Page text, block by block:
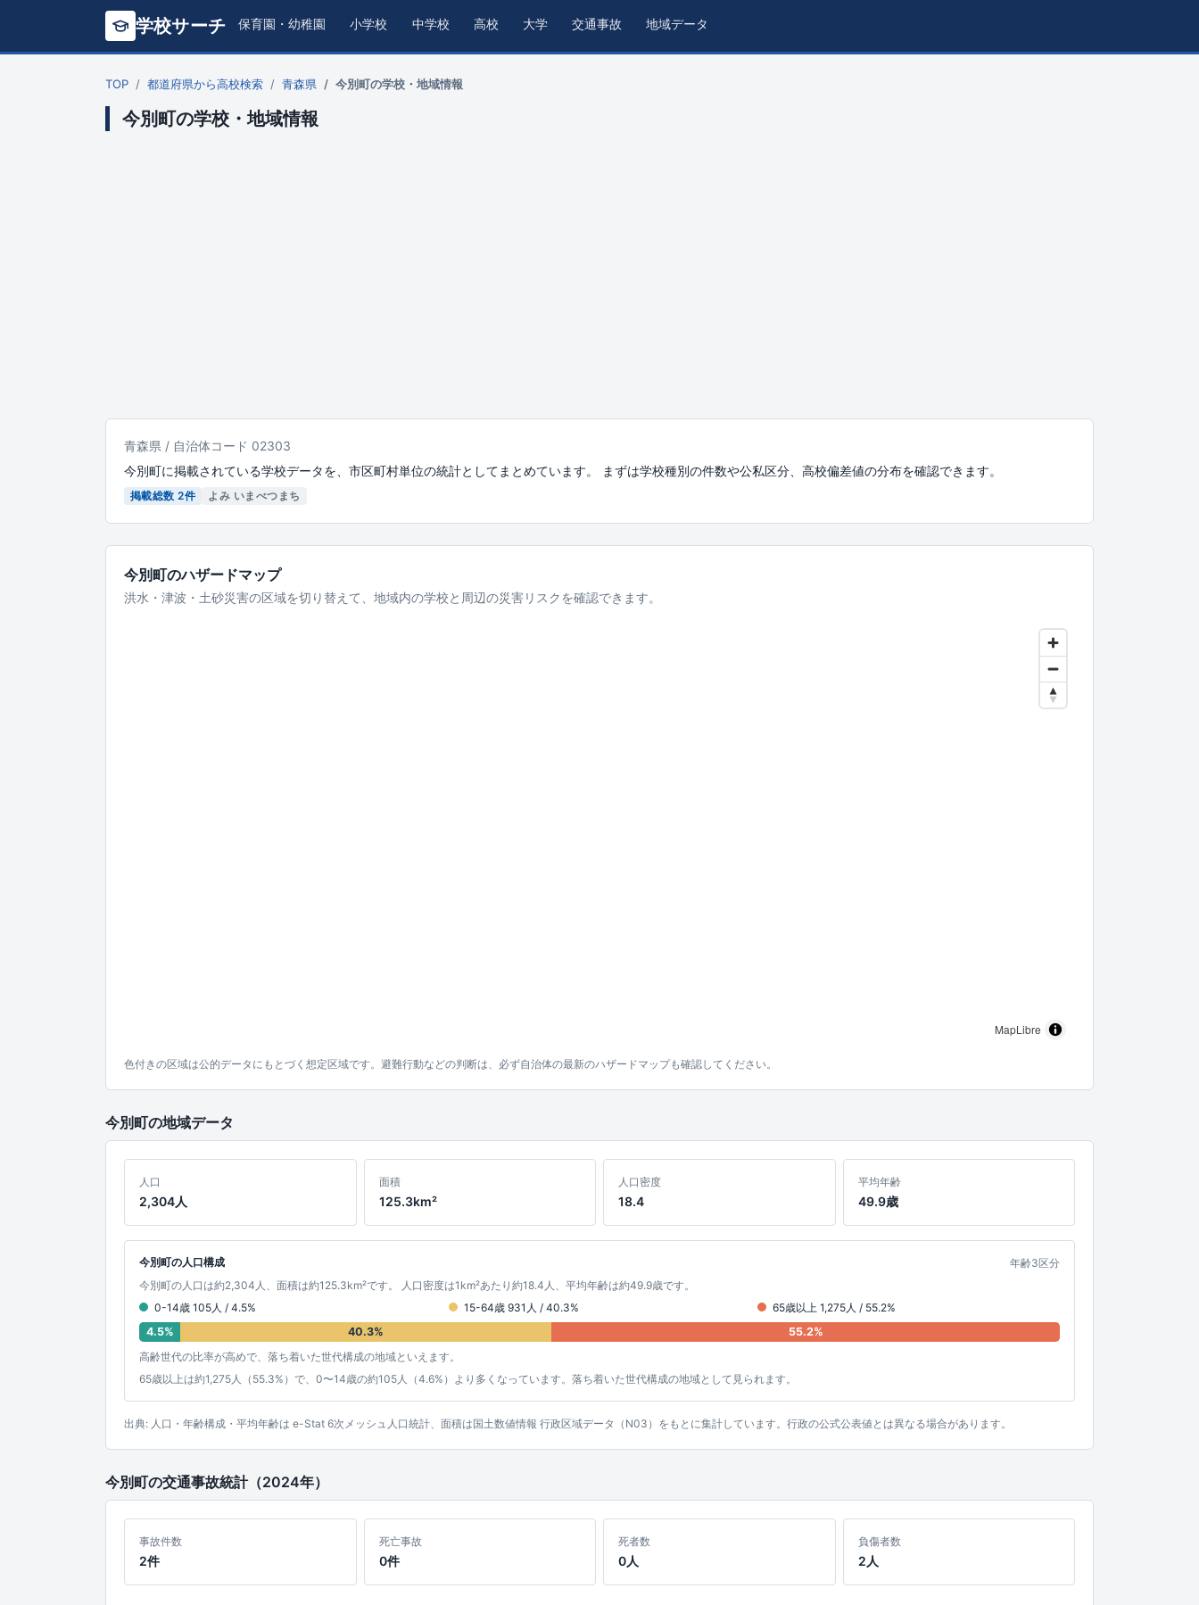
学校サーチ 保育園・幼稚園 小学校 中学校 高校 大学 交通事故 地域データ
TOP 都道府県から高校検索 青森県 今別町の学校・地域情報
今別町の学校・地域情報
青森県 / 自治体コード 02303
今別町に掲載されている学校データを、市区町村単位の統計としてまとめています。 まずは学校種別の件数や公私区分、高校偏差値の分布を確認できます。
掲載総数 2件 よみ いまべつまち
今別町のハザードマップ
洪水・津波・土砂災害の区域を切り替えて、地域内の学校と周辺の災害リスクを確認できます。
MapLibre
色付きの区域は公的データにもとづく想定区域です。避難行動などの判断は、必ず自治体の最新のハザードマップも確認してください。
今別町の地域データ
人口
2,304人
面積
125.3km²
人口密度
18.4
平均年齢
49.9歳
今別町の人口構成
年齢3区分
今別町の人口は約2,304人、面積は約125.3km²です。 人口密度は1km²あたり約18.4人、平均年齢は約49.9歳です。
0-14歳 105人 / 4.5%
15-64歳 931人 / 40.3%
65歳以上 1,275人 / 55.2%
4.5%
40.3%
55.2%
高齢世代の比率が高めで、落ち着いた世代構成の地域といえます。
65歳以上は約1,275人（55.3%）で、0〜14歳の約105人（4.6%）より多くなっています。落ち着いた世代構成の地域として見られます。
出典: 人口・年齢構成・平均年齢は e-Stat 6次メッシュ人口統計、面積は国土数値情報 行政区域データ（N03）をもとに集計しています。行政の公式公表値とは異なる場合があります。
今別町の交通事故統計（2024年）
事故件数
2件
死亡事故
0件
死者数
0人
負傷者数
2人